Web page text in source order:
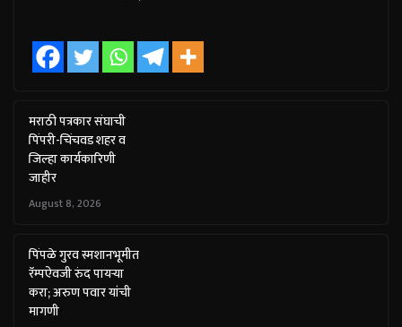
मराठी पत्रकार संघाची
पिंपरी-चिंचवड शहर व
जिल्हा कार्यकारिणी
जाहीर
August 8, 2026
पिंपळे गुरव स्मशानभूमीत
रॅम्पऐवजी रुंद पायऱ्या
करा; अरुण पवार यांची
मागणी